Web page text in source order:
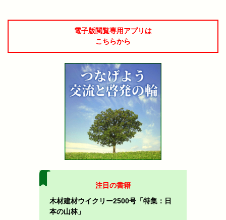
電子版閲覧専用アプリは
こちらから
注目の書籍
木材建材ウイクリー2500号「特集：日
本の山林」